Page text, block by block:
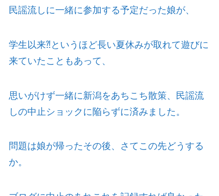
民謡流しに一緒に参加する予定だった娘が、
学生以来⁈というほど長い夏休みが取れて遊びに
来ていたこともあって、
思いがけず一緒に新潟をあちこち散策、民謡流
しの中止ショックに陥らずに済みました。
問題は娘が帰ったその後、さてこの先どうする
か。